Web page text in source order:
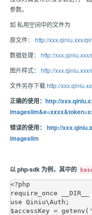
参数。
如 私用空间中的文件为
原文件： http://xxx.qiniu.xxx/
数据处理： http://
图片样式： http://
文件另存下载http://
正确的使用： http://
错误的使用： http://
imageslim
以 php-sdk 为例，其中的
<?php
require_once
use Qiniu\Auth;
$accessKey =